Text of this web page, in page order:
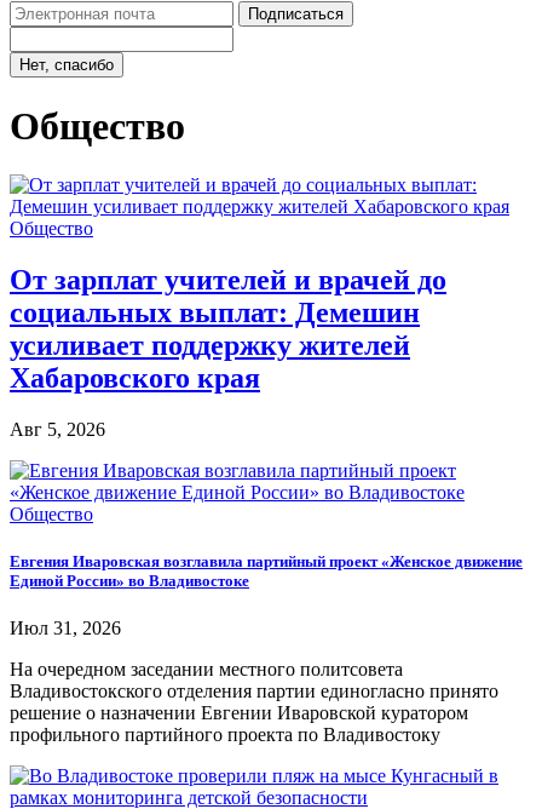
Подписаться
Нет, спасибо
Общество
Общество
От зарплат учителей и врачей до
социальных выплат: Демешин
усиливает поддержку жителей
Хабаровского края
Авг 5, 2026
Общество
Евгения Иваровская возглавила партийный проект «Женское движение
Единой России» во Владивостоке
Июл 31, 2026
На очередном заседании местного политсовета
Владивостокского отделения партии единогласно принято
решение о назначении Евгении Иваровской куратором
профильного партийного проекта по Владивостоку